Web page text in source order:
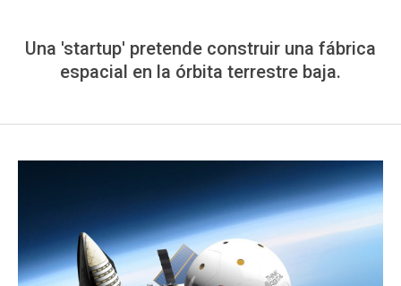
Una 'startup' pretende construir una fábrica
espacial en la órbita terrestre baja.